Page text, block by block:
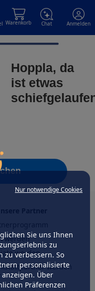
Nur notwendige Cookies
Sie uns Ihnen
zu
zu verbessern. So
personalisierte
Über
Präferenzen
Warenkorb Chat Anmelden
Hoppla, da
ist etwas
werden
werden
werden